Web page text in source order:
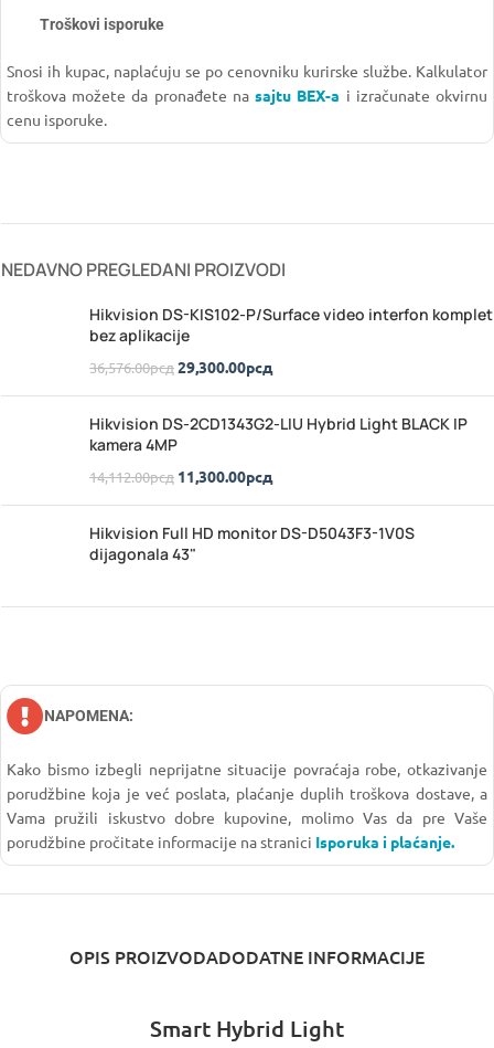
Troškovi isporuke
Snosi ih kupac, naplaćuju se po cenovniku kurirske službe. Kalkulator
troškova možete da pronađete nasajtu BEX-a i izračunate okvirnu
cenu isporuke.
NEDAVNO PREGLEDANI PROIZVODI
Hikvision DS-KIS102-P/Surface video interfon komplet
bez aplikacije
36,576.00рсд29,300.00рсд
Hikvision DS-2CD1343G2-LIU Hybrid Light BLACK IP
kamera 4MP
14,112.00рсд 11,300.00рсд
Hikvision Full HD monitor DS-D5043F3-1V0S
dijagonala 43"
NAPOMENA:
Kako bismo izbegli neprijatne situacije povraćaja robe, otkazivanje
porudžbine koja je već poslata, plaćanje duplih troškova dostave, a
Vama pružili iskustvo dobre kupovine, molimo Vas da pre Vaše
porudžbine pročitate informacije na stranici Isporuka i plaćanje.
OPIS PROIZVODADODATNE INFORMACIJE
Smart Hybrid Light